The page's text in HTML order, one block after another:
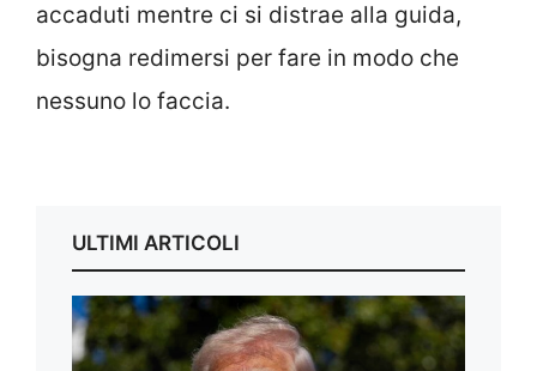
accaduti mentre ci si distrae alla guida,
bisogna redimersi per fare in modo che
nessuno lo faccia.
ULTIMI ARTICOLI